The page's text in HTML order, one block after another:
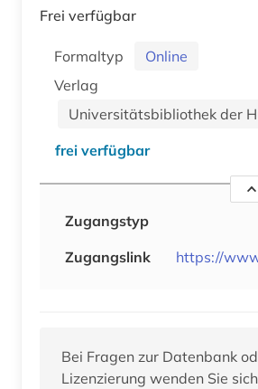
Frei verfügbar
Formaltyp
Online
Verlag
Universitätsbibliothek der
frei verfügbar
Zugangstyp
Zugangslink
https://
Bei Fragen zur Datenbank
Lizenzierung wenden Sie